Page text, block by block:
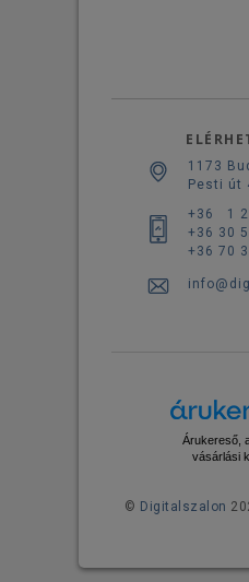
1173
Pesti út
+36 1
+36 30
+36 70
Árukereső,
vásárlási
© Digitalszalon